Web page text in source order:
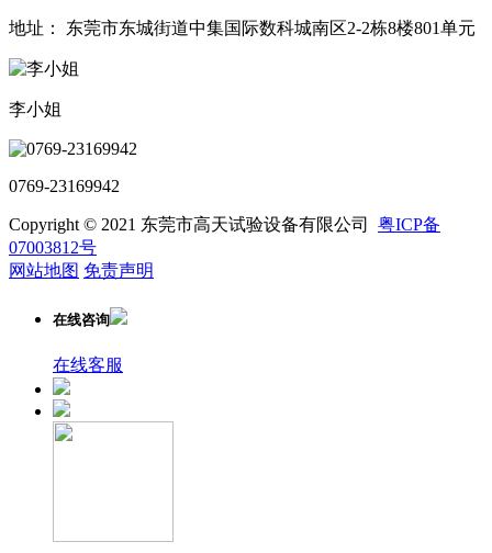
地址： 东莞市东城街道中集国际数科城南区2-2栋8楼801单元
李小姐
0769-23169942
Copyright © 2021 东莞市高天试验设备有限公司 粤ICP备
07003812号
网站地图 免责声明
在线咨询
在线客服